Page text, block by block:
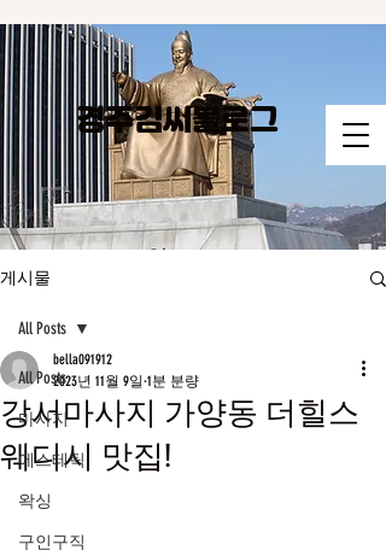
경주김씨​블로그
게시물
All Posts
마사지
에스테틱
왁싱
구인구직
All Posts
강서마사지 가양동 더힐스
웨디시 맛집!
bella091912
2023년 11월 9일 1분 분량